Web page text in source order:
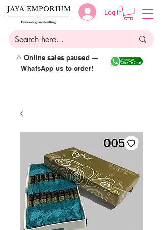
Log in
⚠️ Online sales paused —
WhatsApp us to order!